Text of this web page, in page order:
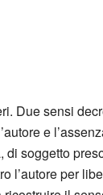
Due sensi
e
soggetto
l’autore per